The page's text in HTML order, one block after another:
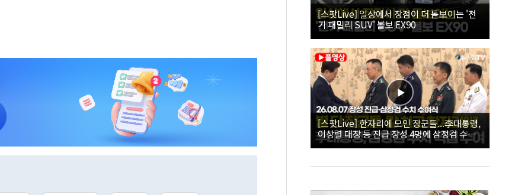
[스팟Live] 일상에서 장점이 더 돋보이는 '전
기 패밀리 SUV' 볼보 EX90
[스팟Live] 한자리에 모인 장군들...李대통령,
이상렬 대장 등 진급 장성 4명에 삼정검 수치
직접 수여｜26.08.07 장성 진급·삼정검 수치